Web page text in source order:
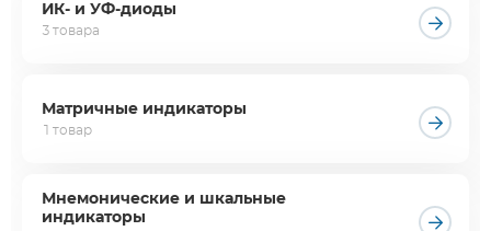
ИК- и УФ-диоды
3 товара
Матричные индикаторы
1 товар
Мнемонические и шкальные
индикаторы